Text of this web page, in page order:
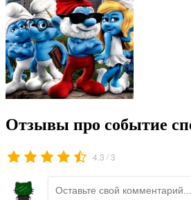
Отзывы про событие
4.3 /3